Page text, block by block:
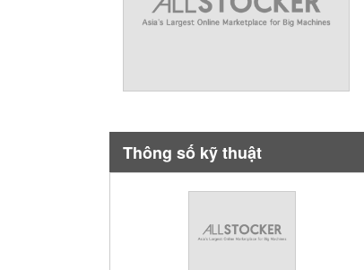
Thông số kỹ thuật